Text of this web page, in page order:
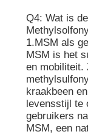
Q4: Wat is
1.MSM als
MSM is het
en mobiliteit.
kraakbeen
levensstijl te
gebruikers
MSM, een